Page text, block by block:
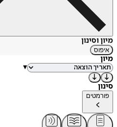
מיון וסינון
איפוס
מיון
▾
סינון
פורמטים